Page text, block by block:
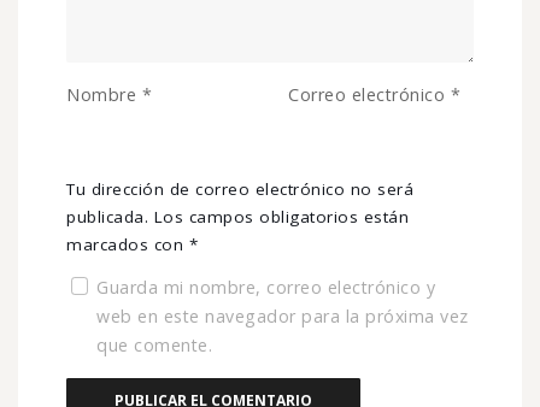
Tu dirección de correo electrónico no será
publicada. Los campos obligatorios están
marcados con *
Nombre * Correo electrónico *
Guarda mi nombre, correo electrónico y
web en este navegador para la próxima vez
que comente.